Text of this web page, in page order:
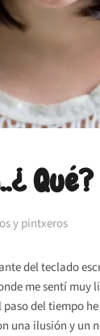
Qué?
y pintxeros
del teclado
me sentí muy
del tiempo
una ilusión y un